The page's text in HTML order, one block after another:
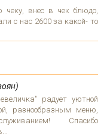
чеку, внес в чек блюдо,
с нас 2600 за какой- то
радует уютной
разнообразным меню,
Спасибо